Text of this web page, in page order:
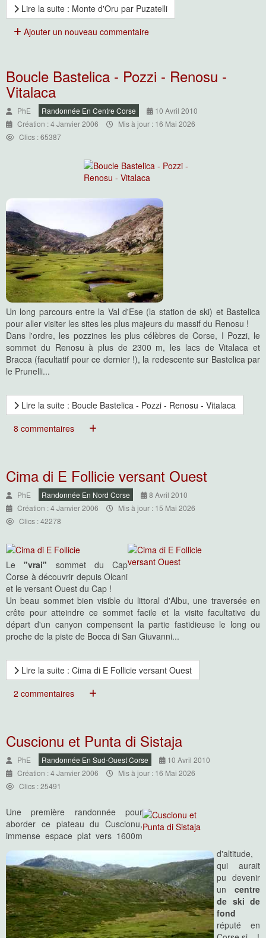
Lire la suite : Monte d'Oru par Puzatelli
Ajouter un nouveau commentaire
Boucle Bastelica - Pozzi - Renosu -
Vitalaca
PhE Randonnée En Centre Corse
10 Avril 2010
Création : 4 Janvier 2006
Mis à jour : 16 Mai 2026
Clics : 65387
Un long parcours entre la Val d'Ese (la station de ski) et Bastelica
pour aller visiter les sites les plus majeurs du massif du Renosu !
Dans l'ordre, les pozzines les plus célèbres de Corse, I Pozzi, le
sommet du Renosu à plus de 2300 m, les lacs de Vitalaca et
Bracca (facultatif pour ce dernier !), la redescente sur Bastelica par
le Prunelli...
Lire la suite : Boucle Bastelica - Pozzi - Renosu - Vitalaca
8 commentaires
Cima di E Follicie versant Ouest
PhE Randonnée En Nord Corse
8 Avril 2010
Création : 4 Janvier 2006
Mis à jour : 15 Mai 2026
Clics : 42278
Le"vrai" sommet du Cap
Corse à découvrir depuis Olcani
et le versant Ouest du Cap !
Un beau sommet bien visible du littoral d'Albu, une traversée en
crête pour atteindre ce sommet facile et la visite facultative du
départ d'un canyon compensent la partie fastidieuse le long ou
proche de la piste de Bocca di San Giuvanni...
Lire la suite : Cima di E Follicie versant Ouest
2 commentaires
Cuscionu et Punta di Sistaja
PhE Randonnée En Sud-Ouest Corse
10 Avril 2010
Création : 4 Janvier 2006
Mis à jour : 16 Mai 2026
Clics : 25491
Une première randonnée pour
aborder ce plateau du Cuscionu,
immense espace plat vers 1600m
d'altitude,
qui aurait
pu devenir
un centre
de ski de
fond
réputé en